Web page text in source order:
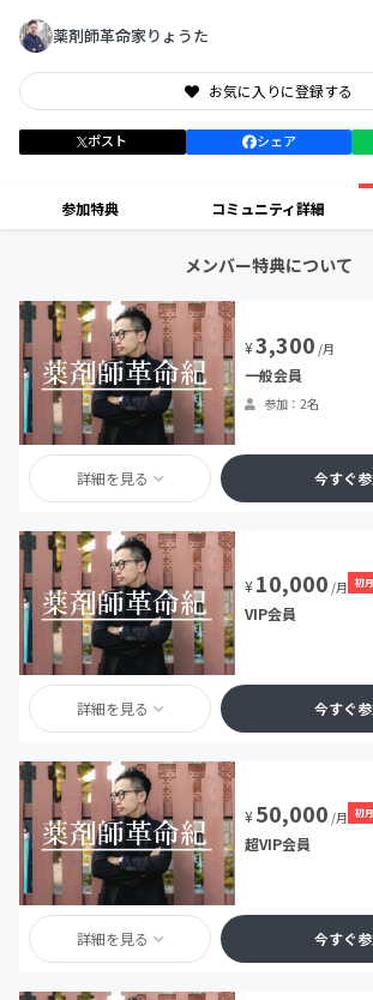
薬剤師革命家りょうた
お気に入りに登録する
ポスト シェア
参加特典 コミュニティ詳細
メンバー特典について
¥3,300 /月
一般会員
参加：2名
詳細を見る 今すぐ
¥10,000 /月 初
VIP会員
詳細を見る 今すぐ
¥50,000 /月 初
超VIP会員
詳細を見る 今すぐ